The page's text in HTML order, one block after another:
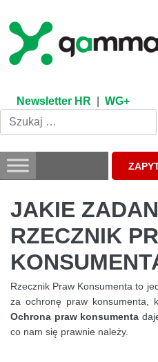
content
Newsletter HR WG+
JAKIE
RZECZNIK
Rzecznik Praw Konsumenta to
za ochronę praw konsumenta,
Ochrona praw konsumenta
co nam się prawnie należy.